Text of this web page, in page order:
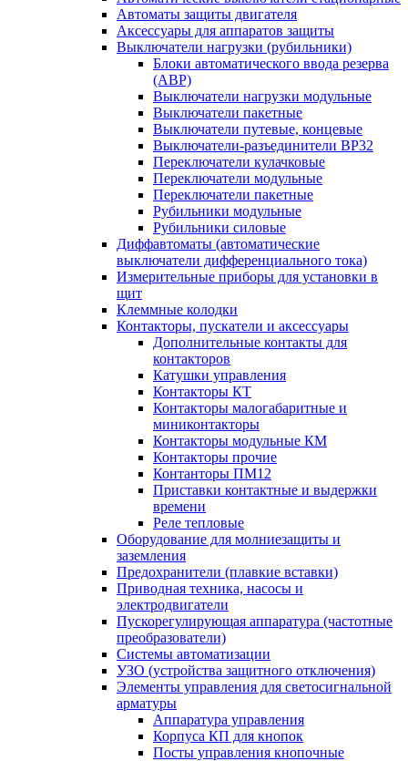
Автоматы защиты двигателя
Аксессуары для аппаратов защиты
Выключатели нагрузки (рубильники)
Блоки автоматического ввода резерва
(АВР)
Выключатели нагрузки модульные
Выключатели пакетные
Выключатели путевые, концевые
Выключатели-разъединители ВР32
Переключатели кулачковые
Переключатели модульные
Переключатели пакетные
Рубильники модульные
Рубильники силовые
Диффавтоматы (автоматические
выключатели дифференциального тока)
Измерительные приборы для установки в
щит
Клеммные колодки
Контакторы, пускатели и аксессуары
Дополнительные контакты для
контакторов
Катушки управления
Контакторы КТ
Контакторы малогабаритные и
миниконтакторы
Контакторы модульные КМ
Контакторы прочие
Контанторы ПМ12
Приставки контактные и выдержки
времени
Реле тепловые
Оборудование для молниезащиты и
заземления
Предохранители (плавкие вставки)
Приводная техника, насосы и
электродвигатели
Пускорегулирующая аппаратура (частотные
преобразователи)
Системы автоматизации
УЗО (устройства защитного отключения)
Элементы управления для светосигнальной
арматуры
Аппаратура управления
Корпуса КП для кнопок
Посты управления кнопочные